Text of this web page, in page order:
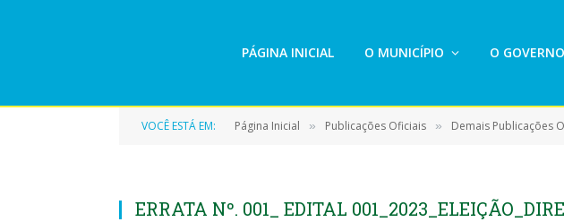
PÁGINA INICIAL O MUNICÍPIO O GOVERNO
VOCÊ ESTÁ EM: Página Inicial » Publicações Oficiais » Demais Publicações
ERRATA Nº. 001_ EDITAL